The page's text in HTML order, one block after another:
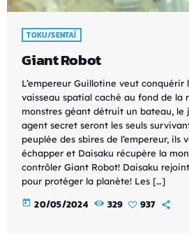
TOKU/SENTAÏ
Giant Robot
L’empereur Guillotine veut conquérir
vaisseau spatial caché au fond de la
monstres géant détruit un bateau, le
agent secret seront les seuls
peuplée des sbires de l’empereur, ils
échapper et Daisaku récupère la
contrôler Giant Robot! Daisaku
pour protéger la planète! Les […]
today 20/05/2024 329 937